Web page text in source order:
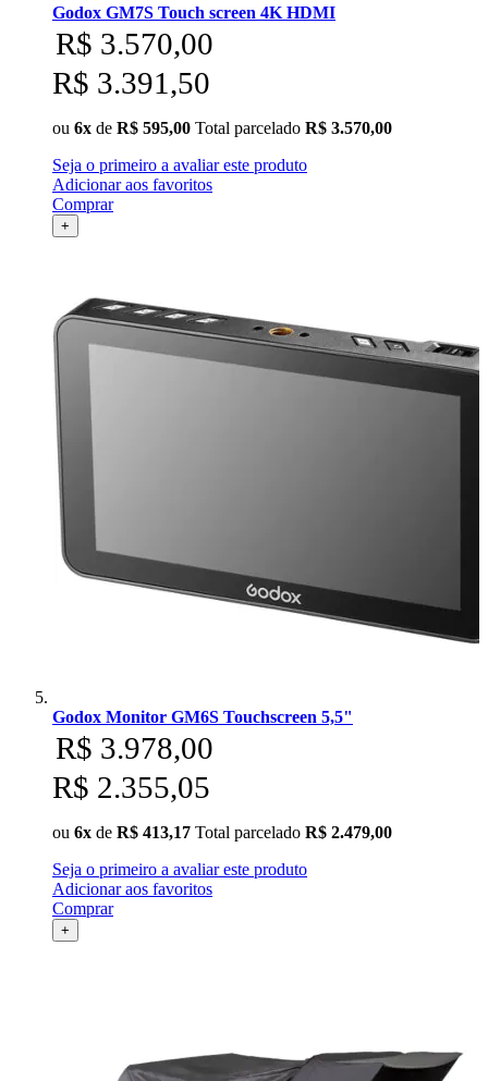
Godox GM7S Touch screen 4K HDMI
R$ 3.570,00
R$ 3.391,50
ou 6x de R$ 595,00 Total parcelado R$ 3.570,00
Seja o primeiro a avaliar este produto
Adicionar aos favoritos
Comprar
+
Godox Monitor GM6S Touchscreen 5,5"
R$ 3.978,00
R$ 2.355,05
ou 6x de R$ 413,17 Total parcelado R$ 2.479,00
Seja o primeiro a avaliar este produto
Adicionar aos favoritos
Comprar
+